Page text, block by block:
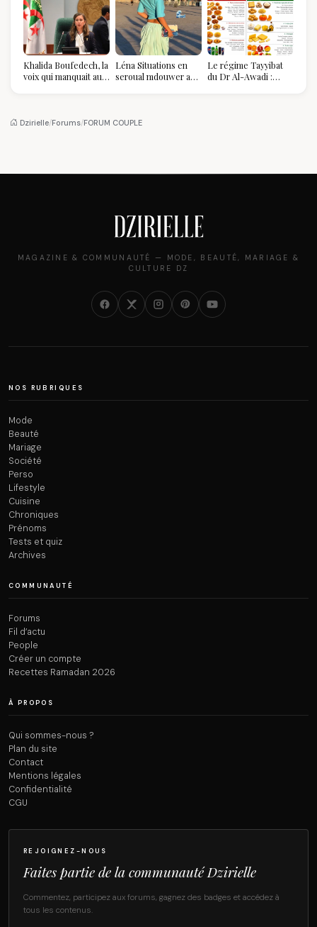
Khalida Boufedech, la
voix qui manquait au
Léna Situations en
seroual mdouwer au
pièce mode de l'été
Le régime Tayyibat
du Dr Al-Awadi :
Dzirielle/Forums/FORUM COUPLE
MAGAZINE & COMMUNAUTÉ — MODE, BEAUTÉ, MARIAGE &
CULTURE DZ
NOS RUBRIQUES
Mode
Beauté
Mariage
Société
Perso
Lifestyle
Cuisine
Chroniques
Prénoms
Tests et quiz
Archives
COMMUNAUTÉ
Forums
Fil d’actu
People
Créer un compte
Recettes Ramadan 2026
À PROPOS
Qui sommes-nous ?
Plan du site
Contact
Mentions légales
Confidentialité
CGU
REJOIGNEZ-NOUS
Faites partie de la communauté Dzirielle
Commentez, participez aux forums, gagnez des badges et accédez à
tous les contenus.